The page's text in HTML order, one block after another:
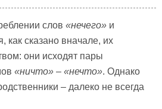
слов «нечего» и
как сказано вначале, их
они исходят пары
«ничто» – «нечто». Однако
– далеко не всегда